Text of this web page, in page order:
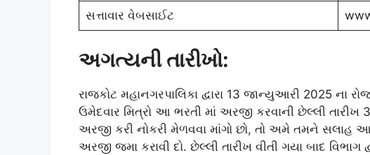
સત્તાવાર વેબસાઈટ
અગત્યની તારીખો:
રાજકોટ મહાનગરપાલિકા દ્વારા 13 જાન્યુઆરી 2025 ના
ઉમેદવાર મિત્રો આ ભરતી માં અરજી કરવાની છેલ્લી
અરજી કરી નોકરી મેળવવા માંગો છો, તો અમે તમને સલાહ
અરજી જમા કરાવી દો. છેલ્લી તારીખ વીતી ગયા બાદ